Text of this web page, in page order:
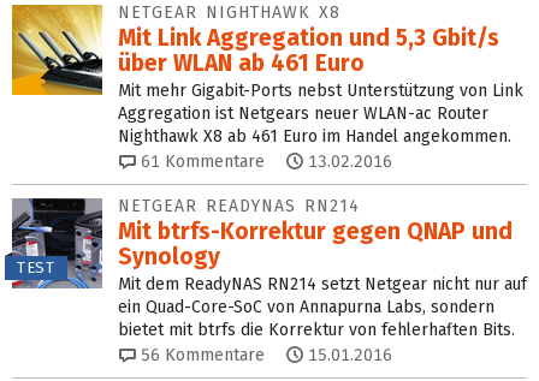
NETGEAR NIGHTHAWK X8
Mit Link Aggregation und 5,3 Gbit/s
über WLAN ab 461 Euro
Mit mehr Gigabit-Ports nebst Unterstützung von Link
Aggregation ist Netgears neuer WLAN-ac Router
Nighthawk X8 ab 461 Euro im Handel angekommen.
61 Kommentare 13.02.2016
TEST
NETGEAR READYNAS RN214
Mit btrfs-Korrektur gegen QNAP und
Synology
Mit dem ReadyNAS RN214 setzt Netgear nicht nur auf
ein Quad-Core-SoC von Annapurna Labs, sondern
bietet mit btrfs die Korrektur von fehlerhaften Bits.
56 Kommentare 15.01.2016